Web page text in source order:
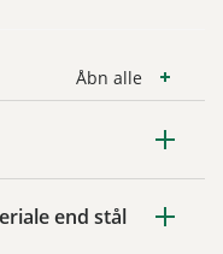
Åbn alle
end stål